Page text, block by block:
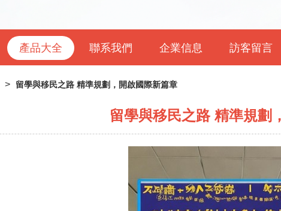
產品大全 聯系我們 企業信息 訪客留言
> 留學與移民之路 精準規劃，開啟國際新篇章
留學與移民之路 精準規劃